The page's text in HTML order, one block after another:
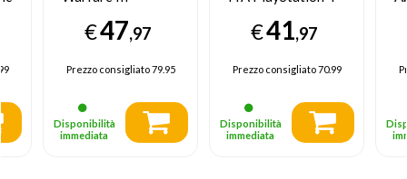
PlayStation 4
€47,97
Prezzo consigliato79.95
Disponibilità
immediata
€41,97
Prezzo consigliato70.99
Disponibilità
immediata